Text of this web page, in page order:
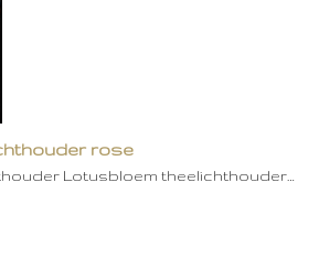
rose
Lotusbloem theelichthouder…